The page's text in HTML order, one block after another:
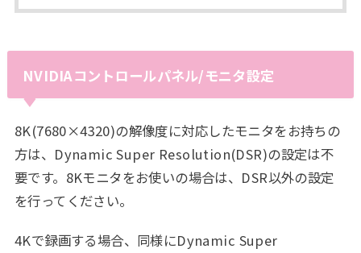
NVIDIAコントロールパネル/モニタ設定
8K(7680×4320)の解像度に対応したモニタをお持ちの
方は、Dynamic Super Resolution(DSR)の設定は不
要です。8Kモニタをお使いの場合は、DSR以外の設定
を行ってください。
4Kで録画する場合、同様にDynamic Super